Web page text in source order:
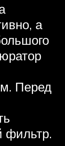
а
Перед
фильтр.